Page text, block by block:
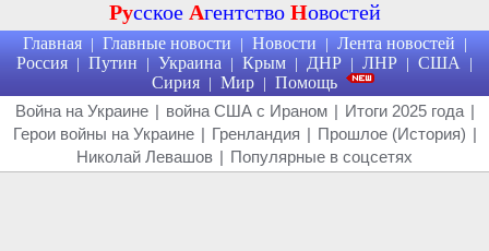
Русское Агентство Новостей
Главная | Главные новости | Новости | Лента новостей |
Россия | Путин | Украина | Крым | ДНР | ЛНР | США |
Сирия | Мир | Помощь
Война на Украине | война США с Ираном | Итоги 2025 года |
Герои войны на Украине | Гренландия | Прошлое (История) |
Николай Левашов | Популярные в соцсетях